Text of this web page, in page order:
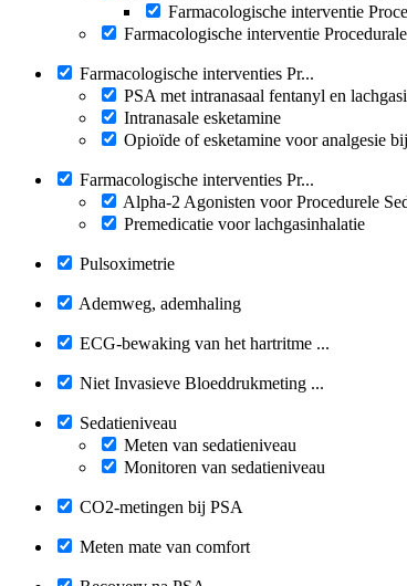
Farmacologische interventie
Farmacologische interventie
Farmacologische interventies Pr...
PSA met intranasaal fentanyl en
Intranasale esketamine
Opioïde of esketamine voor analgesie
Farmacologische interventies Pr...
Alpha-2 Agonisten voor Procedurele
Premedicatie voor lachgasinhalatie
Pulsoximetrie
Ademweg, ademhaling
ECG-bewaking van het hartritme ...
Niet Invasieve Bloeddrukmeting ...
Sedatieniveau
Meten van sedatieniveau
Monitoren van sedatieniveau
CO2-metingen bij PSA
Meten mate van comfort